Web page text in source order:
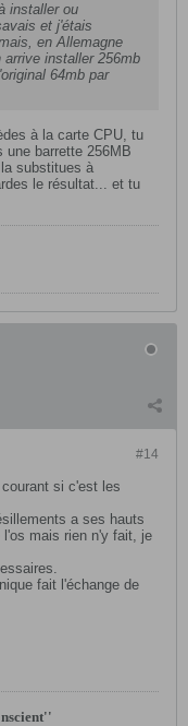
installer ou
et j'étais
en Allemagne
installer 256mb
64mb par
à la carte CPU, tu
barrette 256MB
substitues à
le résultat... et tu
#14
si c'est les
a ses hauts
l'os mais rien n'y fait, je
fait l'échange de